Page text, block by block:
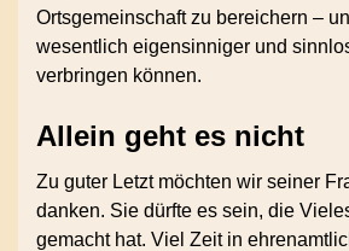
Ortsgemeinschaft zu bereichern –
wesentlich eigensinniger und
verbringen können.
Allein geht es nicht
Zu guter Letzt möchten wir seiner
danken. Sie dürfte es sein, die
gemacht hat. Viel Zeit in